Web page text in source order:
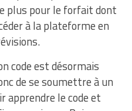
plus pour le forfait dont
à la plateforme en
code est désormais
de se soumettre à un
apprendre le code et